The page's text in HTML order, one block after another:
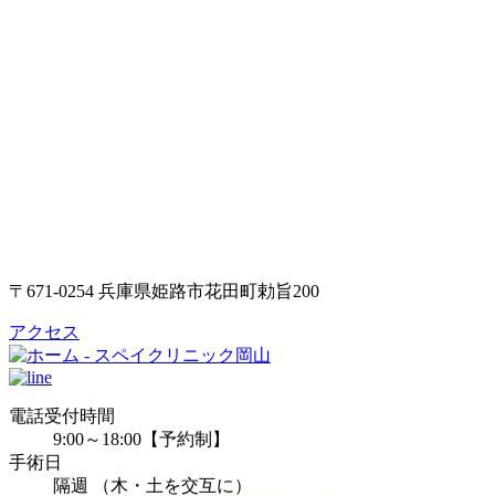
〒671-0254 兵庫県姫路市花田町勅旨200
アクセス
電話受付時間
9:00～18:00 【予約制】
手術日
隔週 （木・土を交互に）